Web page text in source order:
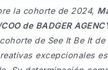
la cohorte de 2024,
de BADGER
de See It Be It
excepcionales